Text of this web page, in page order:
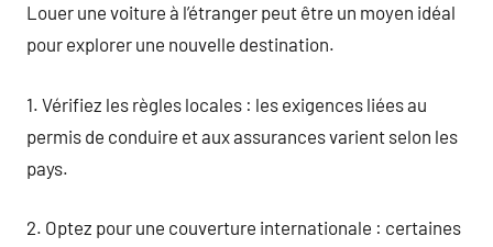
Louer une voiture à l’étranger peut être un moyen idéal
pour explorer une nouvelle destination.
1. Vérifiez les règles locales : les exigences liées au
permis de conduire et aux assurances varient selon les
pays.
2. Optez pour une couverture internationale : certaines